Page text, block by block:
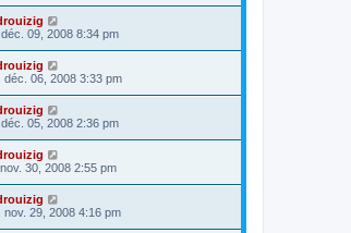
09, 2008 8:34 pm
déc. 06, 2008 3:33 pm
05, 2008 2:36 pm
30, 2008 2:55 pm
nov. 29, 2008 4:16 pm